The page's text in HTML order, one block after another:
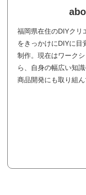
福岡県在住のDIYクリ
をきっかけにDIYに目
制作。現在はワーク
ら、自身の幅広い知
商品開発にも取り組ん